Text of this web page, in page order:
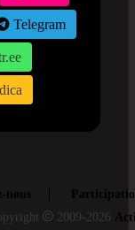
Telegram
nous
2009-2026